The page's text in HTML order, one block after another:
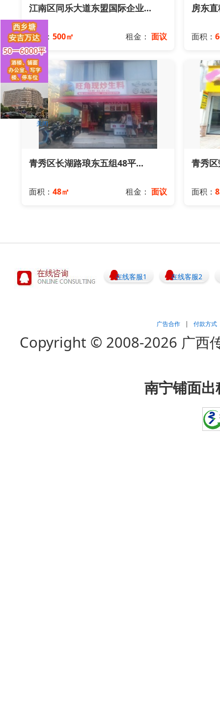
江南区同乐大道东盟国际企业...
面积： 500㎡ 租金： 面议
房东
面积：
青秀区长湖路琅东五组48平...
面积： 48㎡ 租金： 面议
青秀
面积：
在线客服1 在线客服2
广告合作 | 付款方式
Copyright © 2008-2026 广西
南宁铺面出
关闭